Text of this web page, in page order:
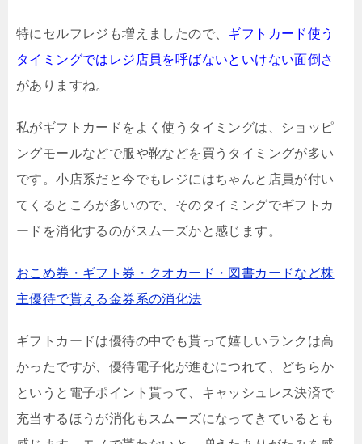
特にセルフレジも増えましたので、 ギフトカード使う
タイミングではレジ店員を呼ばないといけない面倒さ
がありますね。
私がギフトカードをよく使うタイミングは、ショッピ
ングモールなどで服や靴などを買うタイミングが多い
です。小店系だと今でもレジにはちゃんと店員が付い
てくるところが多いので、そのタイミングでギフトカ
ードを消化するのがスムーズかと感じます。
おこめ券・ギフト券・クオカード・図書カードなど株
主優待で貰える金券系の消化法
ギフトカードは優待の中でも貰って嬉しいランクは高
かったですが、優待電子化が進むにつれて、どちらか
というと電子ポイント貰って、キャッシュレス決済で
充当するほうが消化もスムーズになってきているとも